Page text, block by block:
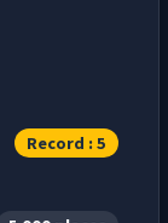
Record : 5